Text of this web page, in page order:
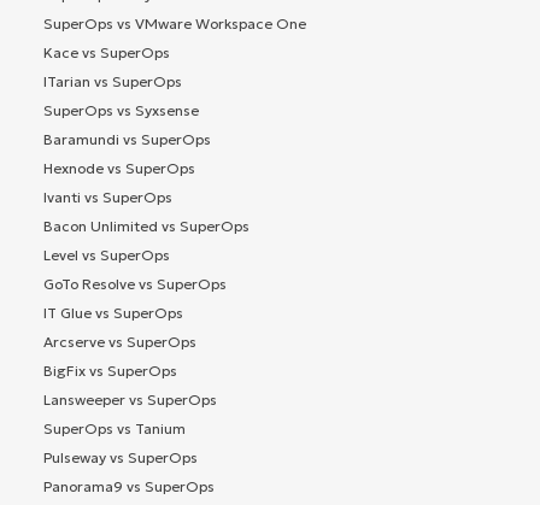
SuperOps vs VMware Workspace One
Kace vs SuperOps
ITarian vs SuperOps
SuperOps vs Syxsense
Baramundi vs SuperOps
Hexnode vs SuperOps
Ivanti vs SuperOps
Bacon Unlimited vs SuperOps
Level vs SuperOps
GoTo Resolve vs SuperOps
IT Glue vs SuperOps
Arcserve vs SuperOps
BigFix vs SuperOps
Lansweeper vs SuperOps
SuperOps vs Tanium
Pulseway vs SuperOps
Panorama9 vs SuperOps